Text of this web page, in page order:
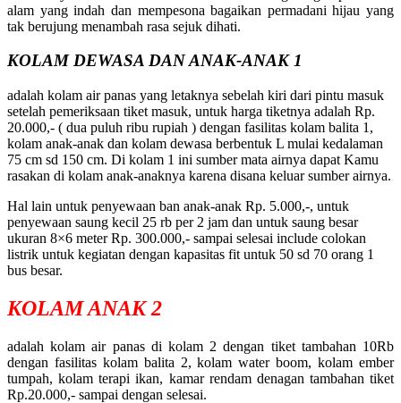
alam yang indah dan mempesona bagaikan permadani hijau yang
tak berujung menambah rasa sejuk dihati.
KOLAM DEWASA DAN ANAK-ANAK 1
adalah kolam air panas yang letaknya sebelah kiri dari pintu masuk
setelah pemeriksaan tiket masuk, untuk harga tiketnya adalah Rp.
20.000,- ( dua puluh ribu rupiah ) dengan fasilitas kolam balita 1,
kolam anak-anak dan kolam dewasa berbentuk L mulai kedalaman
75 cm sd 150 cm. Di kolam 1 ini sumber mata airnya dapat Kamu
rasakan di kolam anak-anaknya karena disana keluar sumber airnya.
Hal lain untuk penyewaan ban anak-anak Rp. 5.000,-, untuk
penyewaan saung kecil 25 rb per 2 jam dan untuk saung besar
ukuran 8×6 meter Rp. 300.000,- sampai selesai include colokan
listrik untuk kegiatan dengan kapasitas fit untuk 50 sd 70 orang 1
bus besar.
KOLAM ANAK 2
adalah kolam air panas di kolam 2 dengan tiket tambahan 10Rb
dengan fasilitas kolam balita 2, kolam water boom, kolam ember
tumpah, kolam terapi ikan, kamar rendam denagan tambahan tiket
Rp.20.000,- sampai dengan selesai.